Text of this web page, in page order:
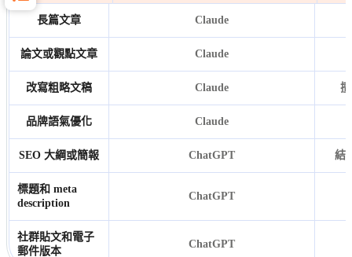
長篇文章 Claude
論文或觀點文章 Claude
改寫粗略文稿 Claude
品牌語氣優化 Claude
SEO 大綱或簡報 ChatGPT 結
標題和 meta
description
ChatGPT
社群貼文和電子
郵件版本
ChatGPT